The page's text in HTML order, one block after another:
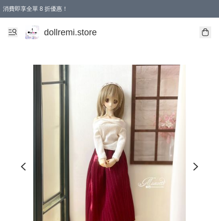
消費即享全單 8 折優惠！
購物滿 HKD 1500.00即享免運費優惠！（適用於 本地送貨、本地取貨、國際送貨 )
dollremi.store